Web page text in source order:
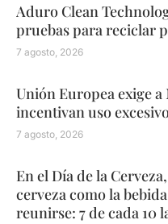
Aduro Clean
pruebas para reciclar
7 agosto, 2026
Unión Europea exige
incentivan uso
7 agosto, 2026
En el Día de la
cerveza como la
reunirse: 7 de cada 10